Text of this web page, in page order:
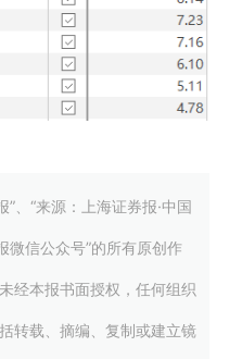
、“来源：上海证券报·中国
微信公众号”的所有原创作
经本报书面授权，任何组织
转载、摘编、复制或建立镜